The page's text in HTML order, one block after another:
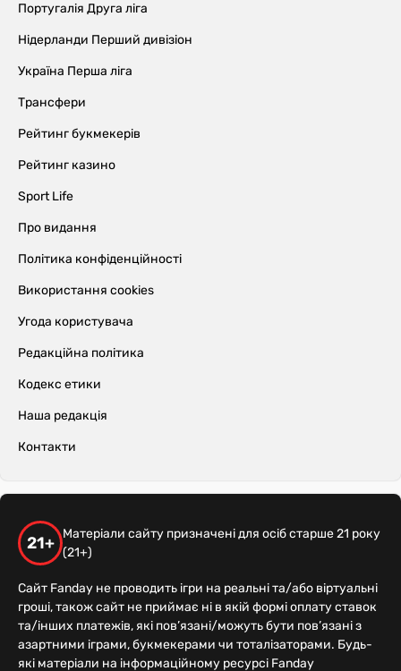
Португалія Друга ліга
Нідерланди Перший дивізіон
Україна Перша ліга
Трансфери
Рейтинг букмекерів
Рейтинг казино
Sport Life
Про видання
Політика конфіденційності
Використання cookies
Угода користувача
Редакційна політика
Кодекс етики
Наша редакція
Контакти
21+
Матеріали сайту призначені для осіб старше 21 року
(21+)
Сайт Fanday не проводить ігри на реальні та/або віртуальні
гроші, також сайт не приймає ні в якій формі оплату ставок
та/інших платежів, які пов’язані/можуть бути пов’язані з
азартними іграми, букмекерами чи тоталізаторами. Будь-
які матеріали на інформаційному ресурсі Fanday